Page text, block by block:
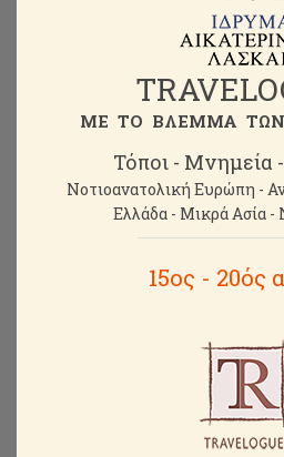
ME TO BΛΕΜΜΑ
Τόποι - Μνημεία
Νοτιοανατολική Ευρώπη -
Ελλάδα - Μικρά Ασία -
15ος - 20ός